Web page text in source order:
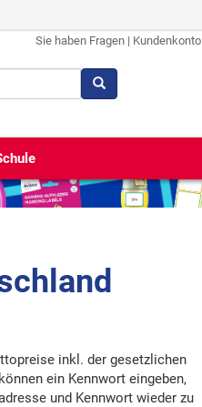
Sie haben Fragen | Kundenkonto
inkl. der gesetzlichen
ein Kennwort eingeben,
und Kennwort wieder zu